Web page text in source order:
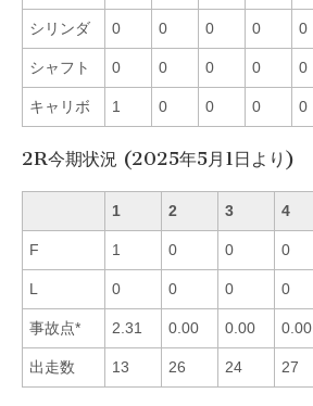
シリンダ 0 0 0 0 0
シャフト 0 0 0 0 0
キャリボ 1 0 0 0 0
2R今期状況 (2025年5月1日より)
1 2 3 4
F 1 0 0 0
L 0 0 0 0
事故点* 2.31 0.00 0.00 0.00
出走数 13 26 24 27